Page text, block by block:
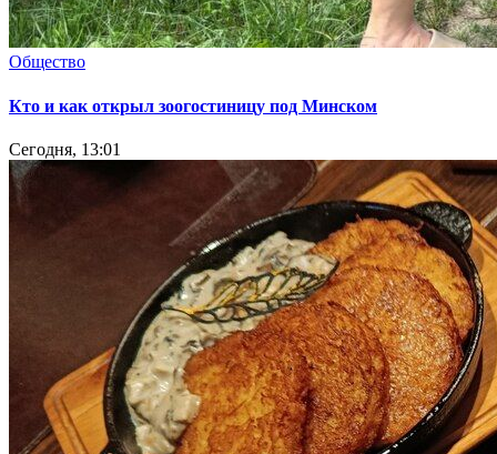
Общество
Кто и как открыл зоогостиницу под Минском
Сегодня, 13:01